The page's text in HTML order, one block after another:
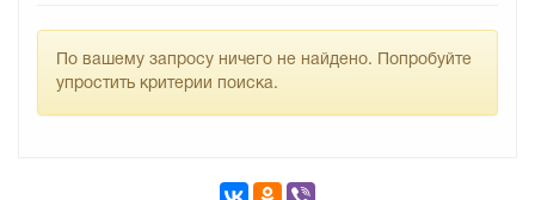
По вашему запросу ничего не найдено. Попробуйте
упростить критерии поиска.